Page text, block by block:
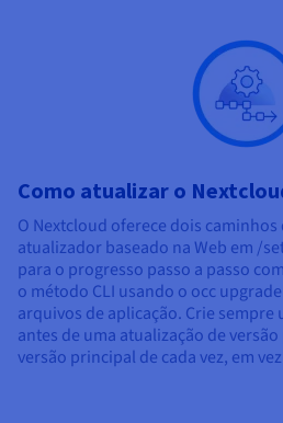
Como atualizar o
O Nextcloud oferece dois caminhos
atualizador baseado na Web em /
para o progresso passo a passo
o método CLI usando o occ
arquivos de aplicação. Crie sempre
antes de uma atualização de
versão principal de cada vez, em